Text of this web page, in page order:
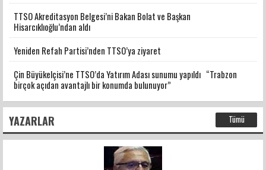
TTSO Akreditasyon Belgesi’ni Bakan Bolat ve Başkan
Hisarcıklıoğlu’ndan aldı
Yeniden Refah Partisi’nden TTSO’ya ziyaret
Çin Büyükelçisi’ne TTSO’da Yatırım Adası sunumu yapıldı “Trabzon
birçok açıdan avantajlı bir konumda bulunuyor”
YAZARLAR Tümü